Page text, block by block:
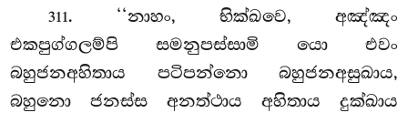
311. ‘‘නාහං, භික්ඛවෙ, අඤ්ඤං
එකපුග්ගලම්පි සමනුපස්සාමි යො එවං
බහුජනඅහිතාය පටිපන්නො බහුජනඅසුඛාය,
බහුනො ජනස්ස අනත්ථාය අහිතාය දුක්ඛාය